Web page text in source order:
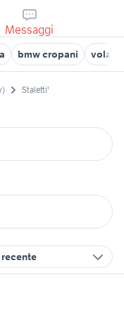
Messaggi
bmw cropani
Staletti'